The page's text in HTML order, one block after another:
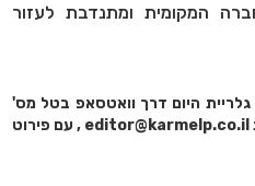
המקומית ומתנדבת לעזור
היום דרך וואטסאפ בטל מס'
0545823934 או במייל המערכת editor@karmelp.co.il , עם פירוט